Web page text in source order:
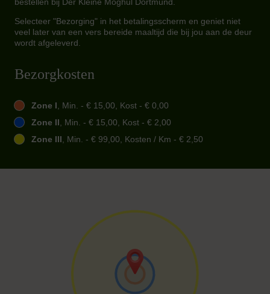
bestellen bij Der Kleine Moghul Dortmund.
Selecteer "Bezorging" in het betalingsscherm en geniet niet
veel later van een vers bereide maaltijd die bij jou aan de deur
wordt afgeleverd.
Bezorgkosten
Zone I, Min. - € 15,00, Kost - € 0,00
Zone II, Min. - € 15,00, Kost - € 2,00
Zone III, Min. - € 99,00, Kosten / Km - € 2,50